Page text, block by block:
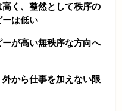
く、整然として秩序の
ーは低い
が高い無秩序な方向へ
から仕事を加えない限